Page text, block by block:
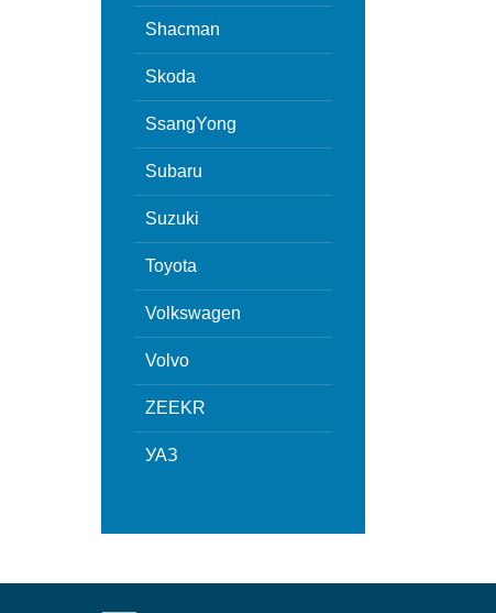
Shacman
Skoda
SsangYong
Subaru
Suzuki
Toyota
Volkswagen
Volvo
ZEEKR
УАЗ